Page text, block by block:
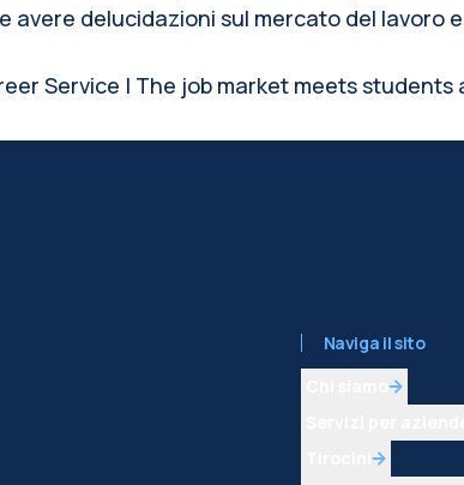
avere delucidazioni sul mercato del
Service | The job market meets
Naviga il sito